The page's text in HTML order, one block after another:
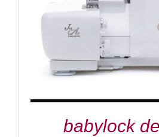
babylock